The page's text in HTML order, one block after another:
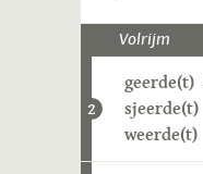
Volrijm
2
geerde(t)
sjeerde(t)
weerde(t)